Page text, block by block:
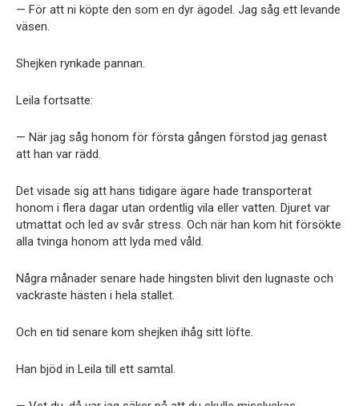
— För att ni köpte den som en dyr ägodel. Jag såg ett levande
väsen.
Shejken rynkade pannan.
Leila fortsatte:
— När jag såg honom för första gången förstod jag genast
att han var rädd.
Det visade sig att hans tidigare ägare hade transporterat
honom i flera dagar utan ordentlig vila eller vatten. Djuret var
utmattat och led av svår stress. Och när han kom hit försökte
alla tvinga honom att lyda med våld.
Några månader senare hade hingsten blivit den lugnaste och
vackraste hästen i hela stallet.
Och en tid senare kom shejken ihåg sitt löfte.
Han bjöd in Leila till ett samtal.